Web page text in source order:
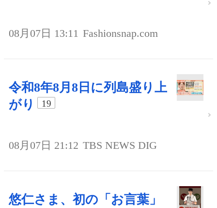
08月07日 13:11 Fashionsnap.com
令和8年8月8日に列島盛り上
がり
19
08月07日 21:12 TBS NEWS DIG
悠仁さま、初の「お言葉」